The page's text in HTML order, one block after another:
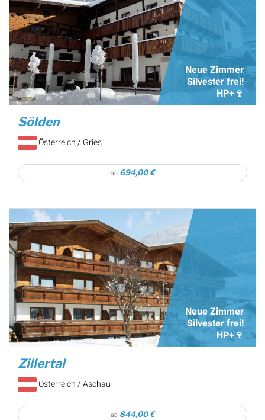
Neue Zimmer
Silvester frei!
HP+🍷
Sölden
Österreich / Gries
ab 694,00 €
Neue Zimmer
Silvester frei!
HP+🍷
Zillertal
Österreich / Aschau
ab 844,00 €